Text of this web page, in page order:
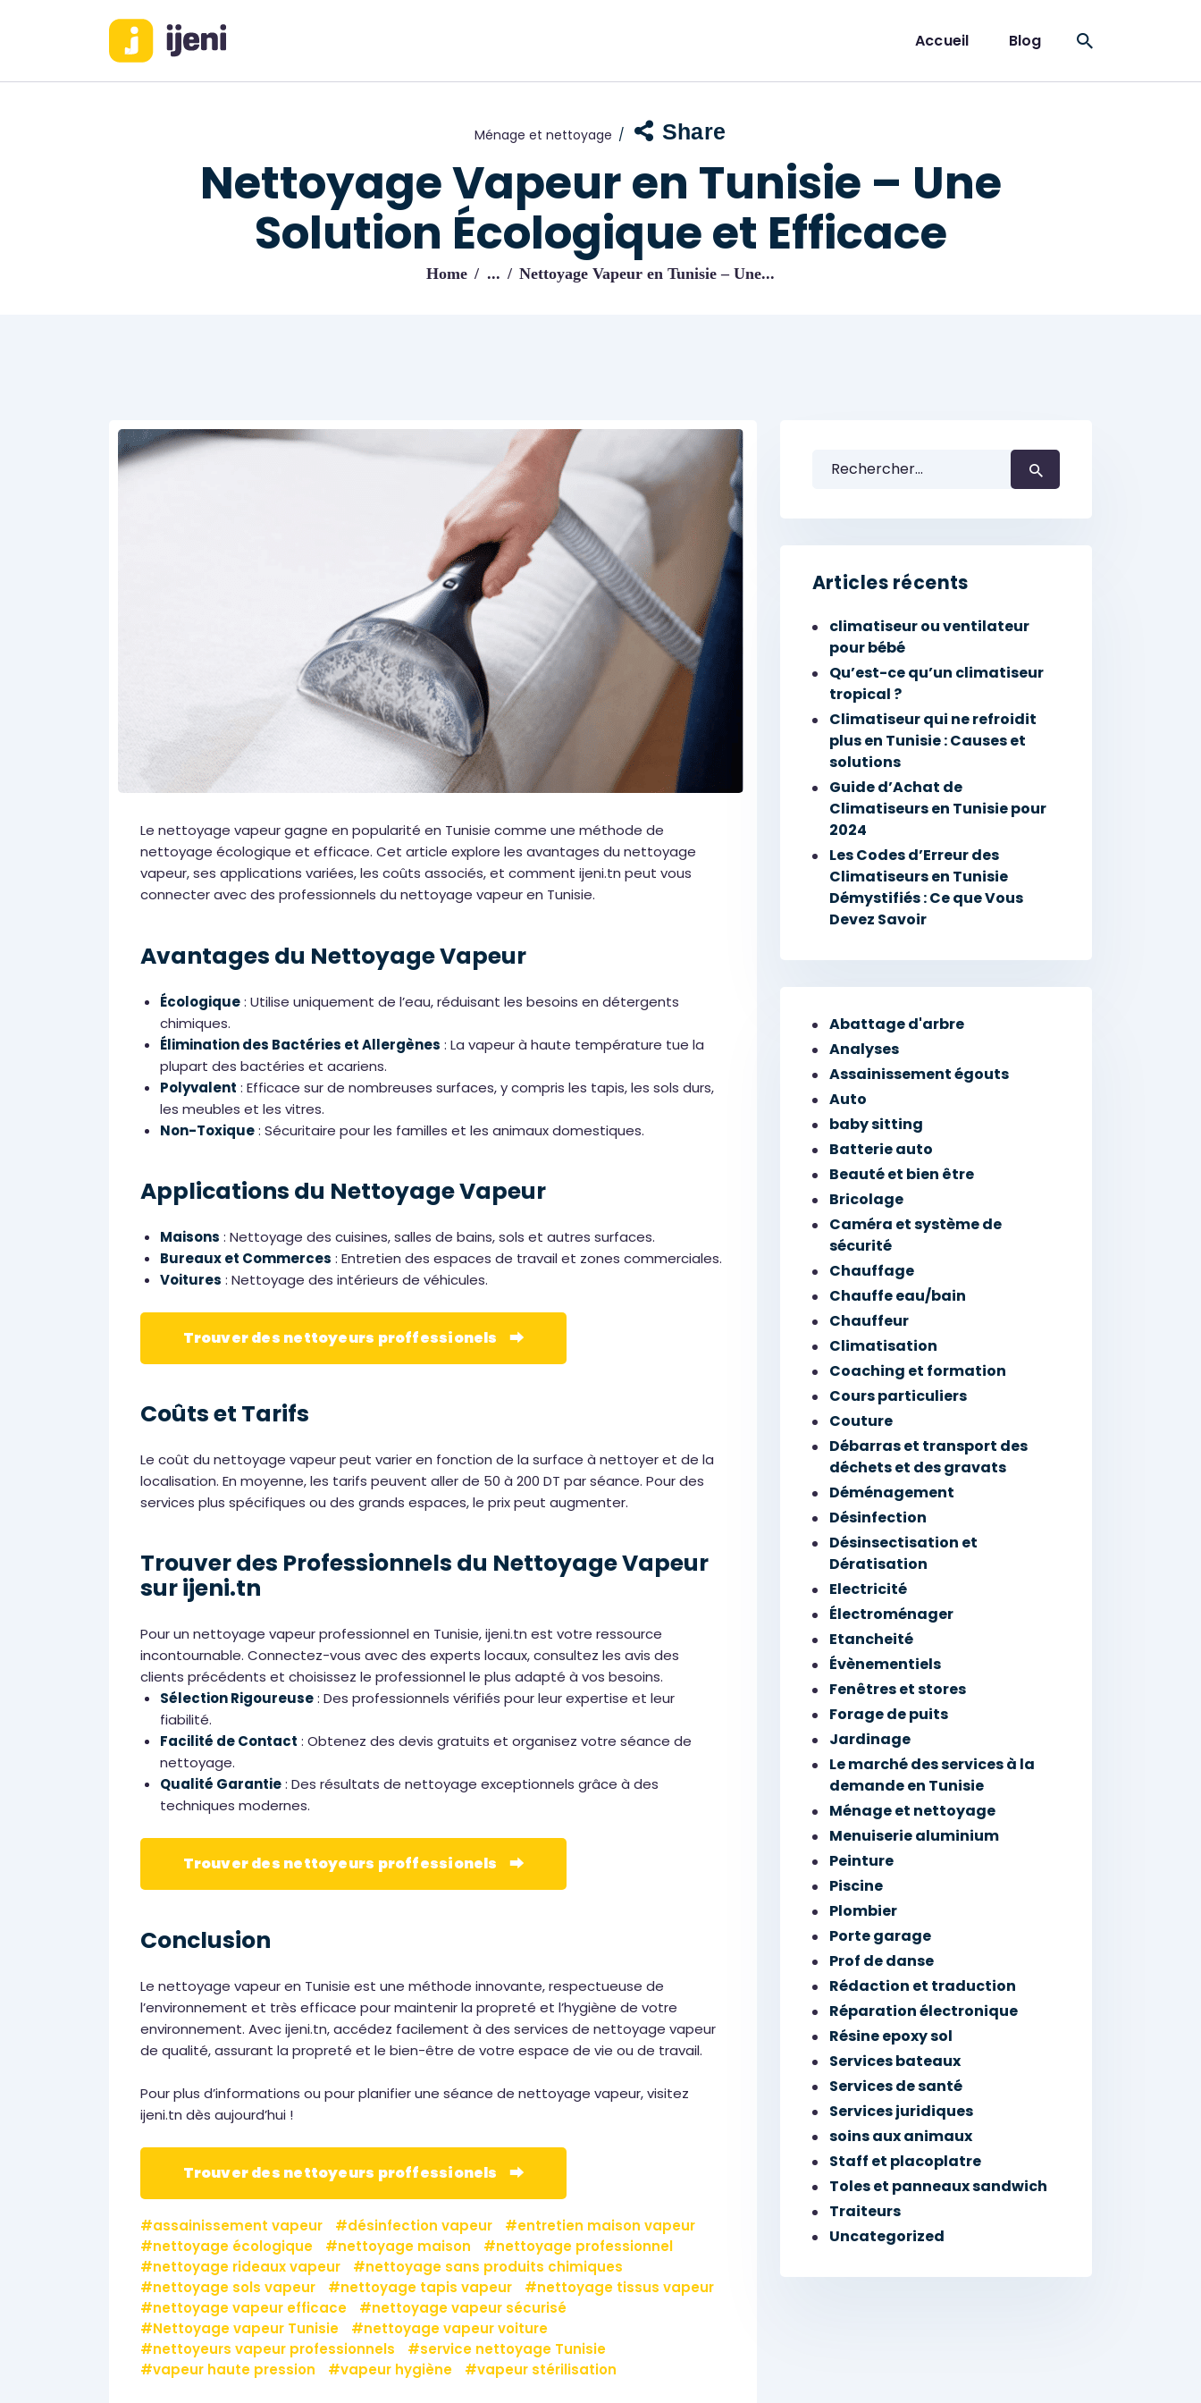
Accueil Blog
Ménage et nettoyage Share
Nettoyage Vapeur en Tunisie – Une
Solution Écologique et Efficace
Home ... Nettoyage Vapeur en Tunisie – Une...
IJENI
Le nettoyage vapeur gagne en popularité en Tunisie comme une méthode de
nettoyage écologique et efficace. Cet article explore les avantages du nettoyage
vapeur, ses applications variées, les coûts associés, et comment ijeni.tn peut vous
connecter avec des professionnels du nettoyage vapeur en Tunisie.
Avantages du Nettoyage Vapeur
Écologique: Utilise uniquement de l’eau, réduisant les besoins en détergents
chimiques.
Élimination des Bactéries et Allergènes : La vapeur à haute température tue la
plupart des bactéries et acariens.
Polyvalent : Efficace sur de nombreuses surfaces, y compris les tapis, les sols durs,
les meubles et les vitres.
Non-Toxique: Sécuritaire pour les familles et les animaux domestiques.
Applications du Nettoyage Vapeur
Maisons : Nettoyage des cuisines, salles de bains, sols et autres surfaces.
Bureaux et Commerces : Entretien des espaces de travail et zones commerciales.
Voitures : Nettoyage des intérieurs de véhicules.
Trouver des nettoyeurs proffessionels ⮕
Coûts et Tarifs
Le coût du nettoyage vapeur peut varier en fonction de la surface à nettoyer et de la
localisation. En moyenne, les tarifs peuvent aller de 50 à 200 DT par séance. Pour des
services plus spécifiques ou des grands espaces, le prix peut augmenter.
Trouver des Professionnels du Nettoyage Vapeur
sur ijeni.tn
Pour un nettoyage vapeur professionnel en Tunisie, ijeni.tn est votre ressource
incontournable. Connectez-vous avec des experts locaux, consultez les avis des
clients précédents et choisissez le professionnel le plus adapté à vos besoins.
Sélection Rigoureuse: Des professionnels vérifiés pour leur expertise et leur
fiabilité.
Facilité de Contact : Obtenez des devis gratuits et organisez votre séance de
nettoyage.
Qualité Garantie: Des résultats de nettoyage exceptionnels grâce à des
techniques modernes.
Trouver des nettoyeurs proffessionels ⮕
Conclusion
Le nettoyage vapeur en Tunisie est une méthode innovante, respectueuse de
l’environnement et très efficace pour maintenir la propreté et l’hygiène de votre
environnement. Avec ijeni.tn, accédez facilement à des services de nettoyage vapeur
de qualité, assurant la propreté et le bien-être de votre espace de vie ou de travail.
Pour plus d’informations ou pour planifier une séance de nettoyage vapeur, visitez
ijeni.tn dès aujourd’hui !
Trouver des nettoyeurs proffessionels ⮕
assainissement vapeur désinfection vapeur
entretien maison vapeur
nettoyage écologique
nettoyage maison
nettoyage professionnel
nettoyage rideaux vapeur
nettoyage sans produits chimiques
nettoyage sols vapeur
nettoyage tapis vapeur
nettoyage tissus vapeur
nettoyage vapeur efficace
nettoyage vapeur sécurisé
Nettoyage vapeur Tunisie
nettoyage vapeur voiture
nettoyeurs vapeur professionnels
service nettoyage Tunisie
vapeur haute pression
vapeur hygiène vapeur stérilisation
Rechercher :
Articles récents
climatiseur ou ventilateur
pour bébé
Qu’est-ce qu’un climatiseur
tropical ?
Climatiseur qui ne refroidit
plus en Tunisie : Causes et
solutions
Guide d’Achat de
Climatiseurs en Tunisie pour
2024
Les Codes d’Erreur des
Climatiseurs en Tunisie
Démystifiés : Ce que Vous
Devez Savoir
Abattage d'arbre
Analyses
Assainissement égouts
Auto
baby sitting
Batterie auto
Beauté et bien être
Bricolage
Caméra et système de
sécurité
Chauffage
Chauffe eau/bain
Chauffeur
Climatisation
Coaching et formation
Cours particuliers
Couture
Débarras et transport des
déchets et des gravats
Déménagement
Désinfection
Désinsectisation et
Dératisation
Electricité
Électroménager
Etancheité
Évènementiels
Fenêtres et stores
Forage de puits
Jardinage
Le marché des services à la
demande en Tunisie
Ménage et nettoyage
Menuiserie aluminium
Peinture
Piscine
Plombier
Porte garage
Prof de danse
Rédaction et traduction
Réparation électronique
Résine epoxy sol
Services bateaux
Services de santé
Services juridiques
soins aux animaux
Staff et placoplatre
Toles et panneaux sandwich
Traiteurs
Uncategorized